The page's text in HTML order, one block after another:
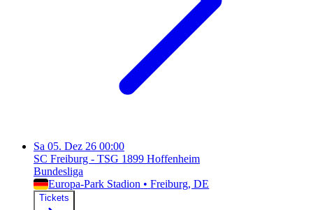
Sa 05. Dez 26 00:00
SC Freiburg - TSG 1899 Hoffenheim
Bundesliga
Europa-Park Stadion • Freiburg, DE
Tickets